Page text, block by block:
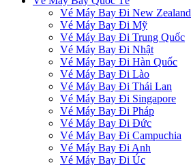
Vé Máy Bay Đi New Zealand
Vé Máy Bay Đi Mỹ
Vé Máy Bay Đi Trung Quốc
Vé Máy Bay Đi Nhật
Vé Máy Bay Đi Hàn Quốc
Vé Máy Bay Đi Lào
Vé Máy Bay Đi Thái Lan
Vé Máy Bay Đi Singapore
Vé Máy Bay Đi Pháp
Vé Máy Bay Đi Đức
Vé Máy Bay Đi Campuchia
Vé Máy Bay Đi Anh
Vé Máy Bay Đi Úc